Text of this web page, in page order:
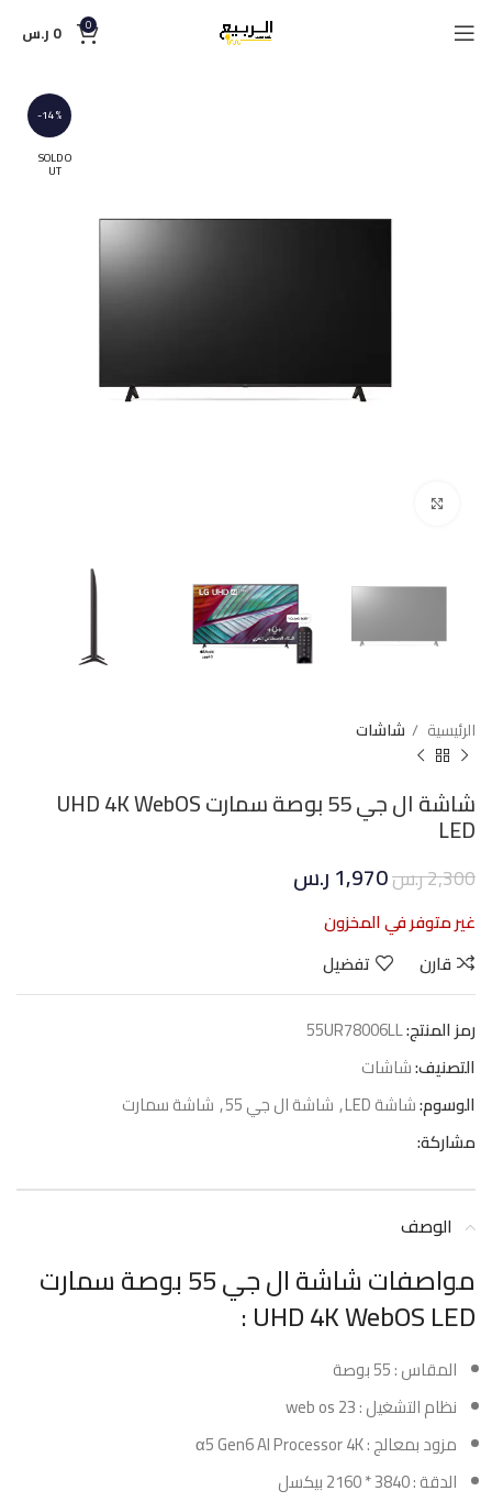
0
0 ر.س
-14%
SOLD O
UT
الرئيسية شاشات
شاشة ال جي 55 بوصة سمارت UHD 4K WebOS
LED
2,300ر.س1,970ر.س
غير متوفر في المخزون
قارن
تفضيل
رمز المنتج:55UR78006LL
التصنيف:شاشات
الوسوم:شاشة LED , شاشة ال جي 55 , شاشة سمارت
مشاركة:
الوصف
مواصفات شاشة ال جي 55 بوصة سمارت
UHD 4K WebOS LED :
المقاس : 55 بوصة
نظام التشغيل : web os 23
مزود بمعالج : α5 Gen6 AI Processor 4K
الدقة : 3840 * 2160 بيكسل